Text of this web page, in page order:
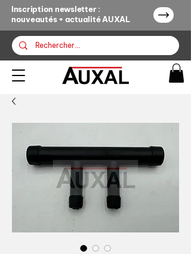
Inscription newsletter :
nouveautés + actualité AUXAL